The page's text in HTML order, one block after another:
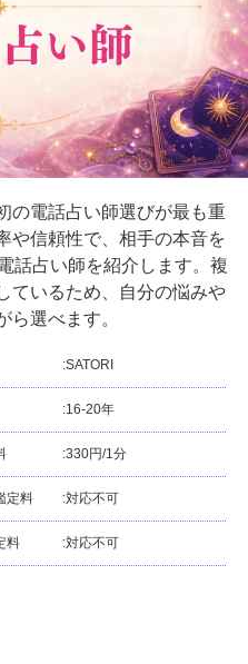
の電話占い師選びが最も重
や信頼性で、相手の本音を
話占い師を紹介します。複
ているため、自分の悩みや
ら選べます。
:SATORI
:16-20年
:330円/1分
定料 :対応不可
料 :対応不可